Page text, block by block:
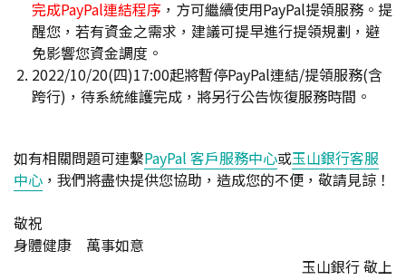
完成PayPal連結程序 ，方可繼續使用PayPal提領服務。提
醒您，若有資金之需求，建議可提早進行提領規劃，避
免影響您資金調度。
2022/10/20(四)17:00起將暫停PayPal連結/提領服務(含
跨行)，待系統維護完成，將另行公告恢復服務時間。
如有相關問題可連繫PayPal 客戶服務中心或玉山銀行客服
中心 ，我們將盡快提供您協助，造成您的不便，敬請見諒！
敬祝
身體健康 萬事如意
玉山銀行 敬上